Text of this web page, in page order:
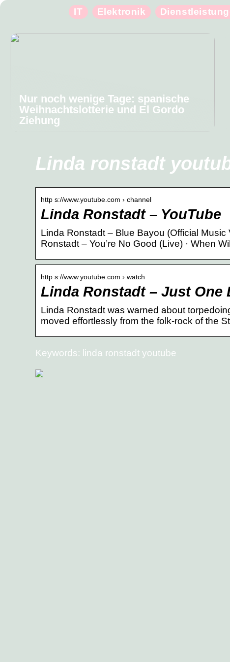
IT Elektronik
Nur noch wenige Tage: spanische
Weihnachtslotterie und El Gordo
Ziehung
Linda ronstadt
http s://www.youtube.com › channel
Linda Ronstadt – YouTube
Linda Ronstadt – Blue Bayou (Official Music
Ronstadt – You’re No Good (Live) · When
http s://www.youtube.com › watch
Linda Ronstadt – Just One
Linda Ronstadt was warned about
moved effortlessly from the folk-rock of the
Keywords: linda ronstadt youtube